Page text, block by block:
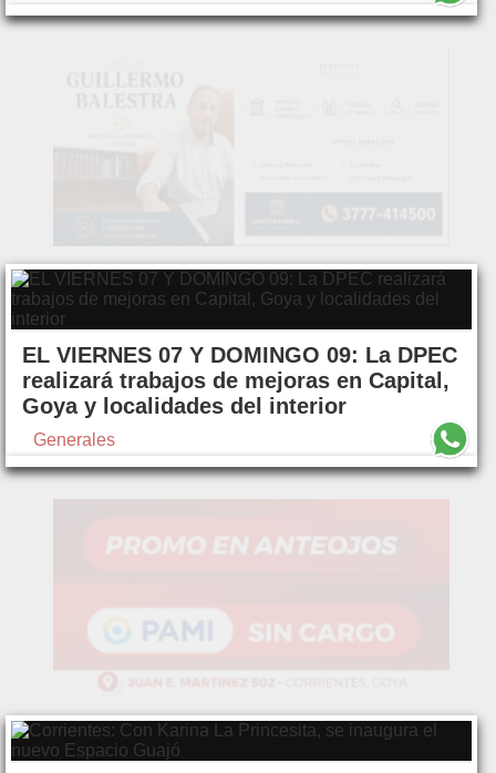
EL VIERNES 07 Y DOMINGO 09: La DPEC
realizará trabajos de mejoras en Capital,
Goya y localidades del interior
Generales